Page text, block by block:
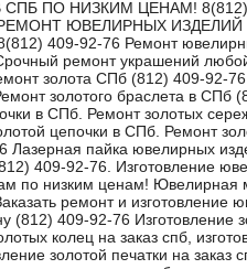
ПО НИЗКИМ ЦЕНАМ! 8(812)
ЮВЕЛИРНЫХ
409-92-76 Ремонт
ремонт украшений
золота СПб (812) 409-92-
золотого браслета в СПб
в СПб. Ремонт золотых
цепочки в СПб. Ремонт
Лазерная пайка ювелирных
409-92-76. Изготовление
по низким ценам! Ювелирная
ремонт и изготовление
(812) 409-92-76 Изготовление
колец на заказ спб,
золотой печатки на заказ